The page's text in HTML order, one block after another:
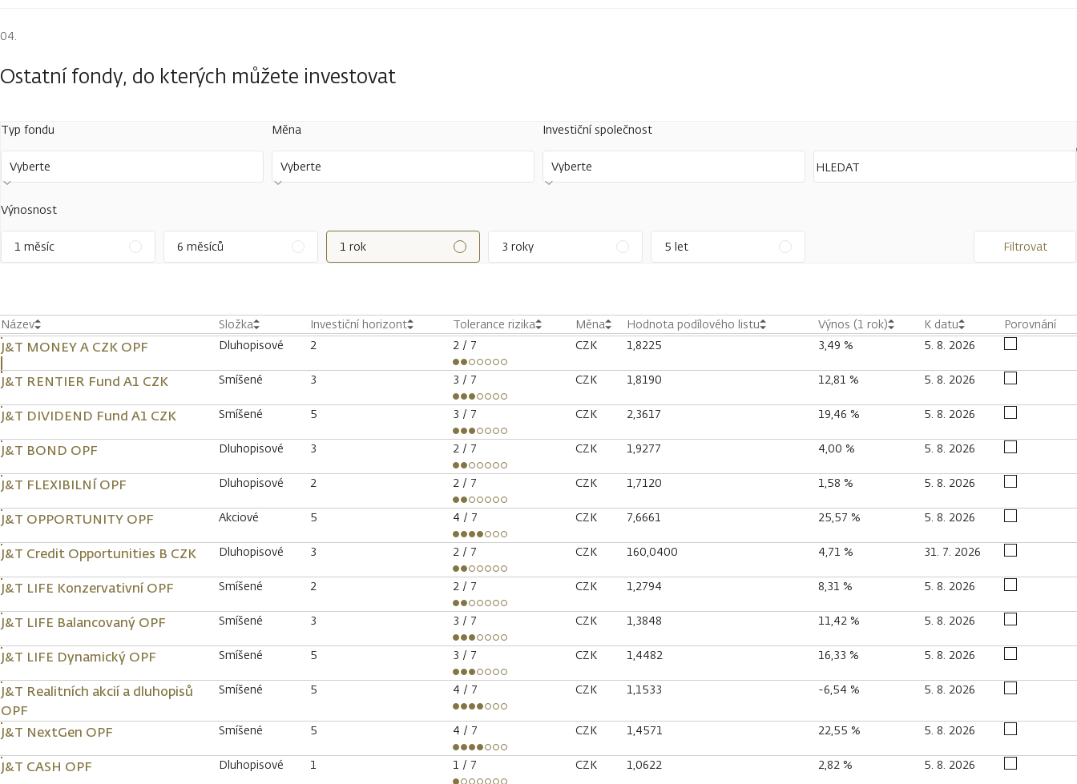
Ostatní fondy, do kterých můžete investovat
Typ fondu
Vyberte
Měna
Vyberte
Investiční společnost
Vyberte
Výnosnost
1 měsíc 6 měsíců 1 rok 3 roky 5 let Filtrovat
Název Složka Investiční horizont Tolerance rizika Měna Hodnota podílového listu Výnos (1 rok) K datu Porovnání
J&T MONEY A CZK OPF Dluhopisové 2 2 / 7 CZK 1,8225 3,49 % 5. 8. 2026
J&T RENTIER Fund A1 CZK Smíšené 3 3 / 7 CZK 1,8190 12,81 % 5. 8. 2026
J&T DIVIDEND Fund A1 CZK Smíšené 5 3 / 7 CZK 2,3617 19,46 % 5. 8. 2026
J&T BOND OPF Dluhopisové 3 2 / 7 CZK 1,9277 4,00 % 5. 8. 2026
J&T FLEXIBILNÍ OPF Dluhopisové 2 2 / 7 CZK 1,7120 1,58 % 5. 8. 2026
J&T OPPORTUNITY OPF Akciové 5 4 / 7 CZK 7,6661 25,57 % 5. 8. 2026
J&T Credit Opportunities B CZK Dluhopisové 3 2 / 7 CZK 160,0400 4,71 % 31. 7. 2026
J&T LIFE Konzervativní OPF Smíšené 2 2 / 7 CZK 1,2794 8,31 % 5. 8. 2026
J&T LIFE Balancovaný OPF Smíšené 3 3 / 7 CZK 1,3848 11,42 % 5. 8. 2026
J&T LIFE Dynamický OPF Smíšené 5 3 / 7 CZK 1,4482 16,33 % 5. 8. 2026
J&T Realitních akcií a dluhopisů
OPF
Smíšené 5 4 / 7 CZK 1,1533 -6,54 % 5. 8. 2026
J&T NextGen OPF Smíšené 5 4 / 7 CZK 1,4571 22,55 % 5. 8. 2026
J&T CASH OPF Dluhopisové 1 1 / 7 CZK 1,0622 2,82 % 5. 8. 2026